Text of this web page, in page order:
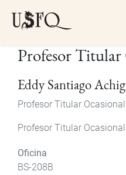
Profesor Titular
Eddy Santiago
Profesor Titular Ocasional
Profesor Titular Ocasional
Oficina
BS-208B